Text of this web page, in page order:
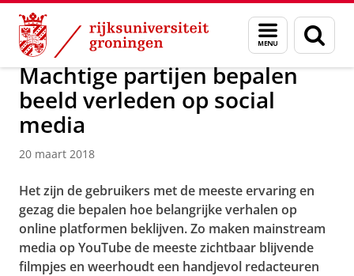
Skip
Content
Skip
Navigation
Menu
en
zoeken
Over ons Actueel Nieuws Nieuwsberichten
Machtige partijen bepalen
beeld verleden op social
media
20 maart 2018
Het zijn de gebruikers met de meeste ervaring en
gezag die bepalen hoe belangrijke verhalen op
online platformen beklijven. Zo maken mainstream
media op YouTube de meeste zichtbaar blijvende
filmpjes en weerhoudt een handjevol redacteuren